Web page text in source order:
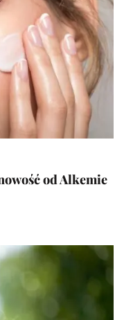
od Alkemie